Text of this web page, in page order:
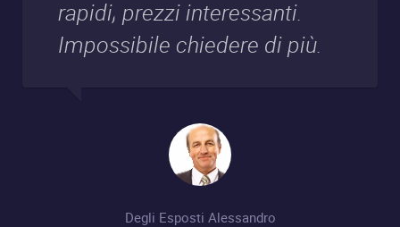
rapidi, prezzi interessanti.
Impossibile chiedere di più.
Degli Esposti Alessandro